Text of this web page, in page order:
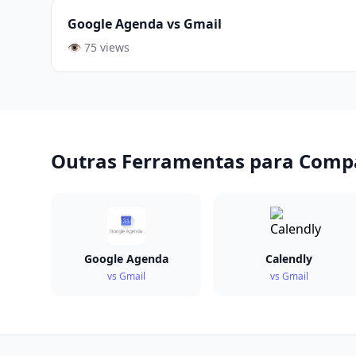
Google Agenda vs Gmail
👁️ 75 views
Outras Ferramentas para
Google Agenda
vs Gmail
Calendly
vs Gmail